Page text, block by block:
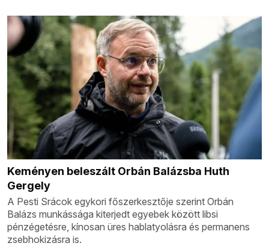
Keményen beleszált Orbán Balázsba Huth
Gergely
A Pesti Srácok egykori főszerkesztője szerint Orbán
Balázs munkássága kiterjedt egyebek között libsi
pénzégetésre, kínosan üres hablatyolásra és permanens
zsebhokizásra is.